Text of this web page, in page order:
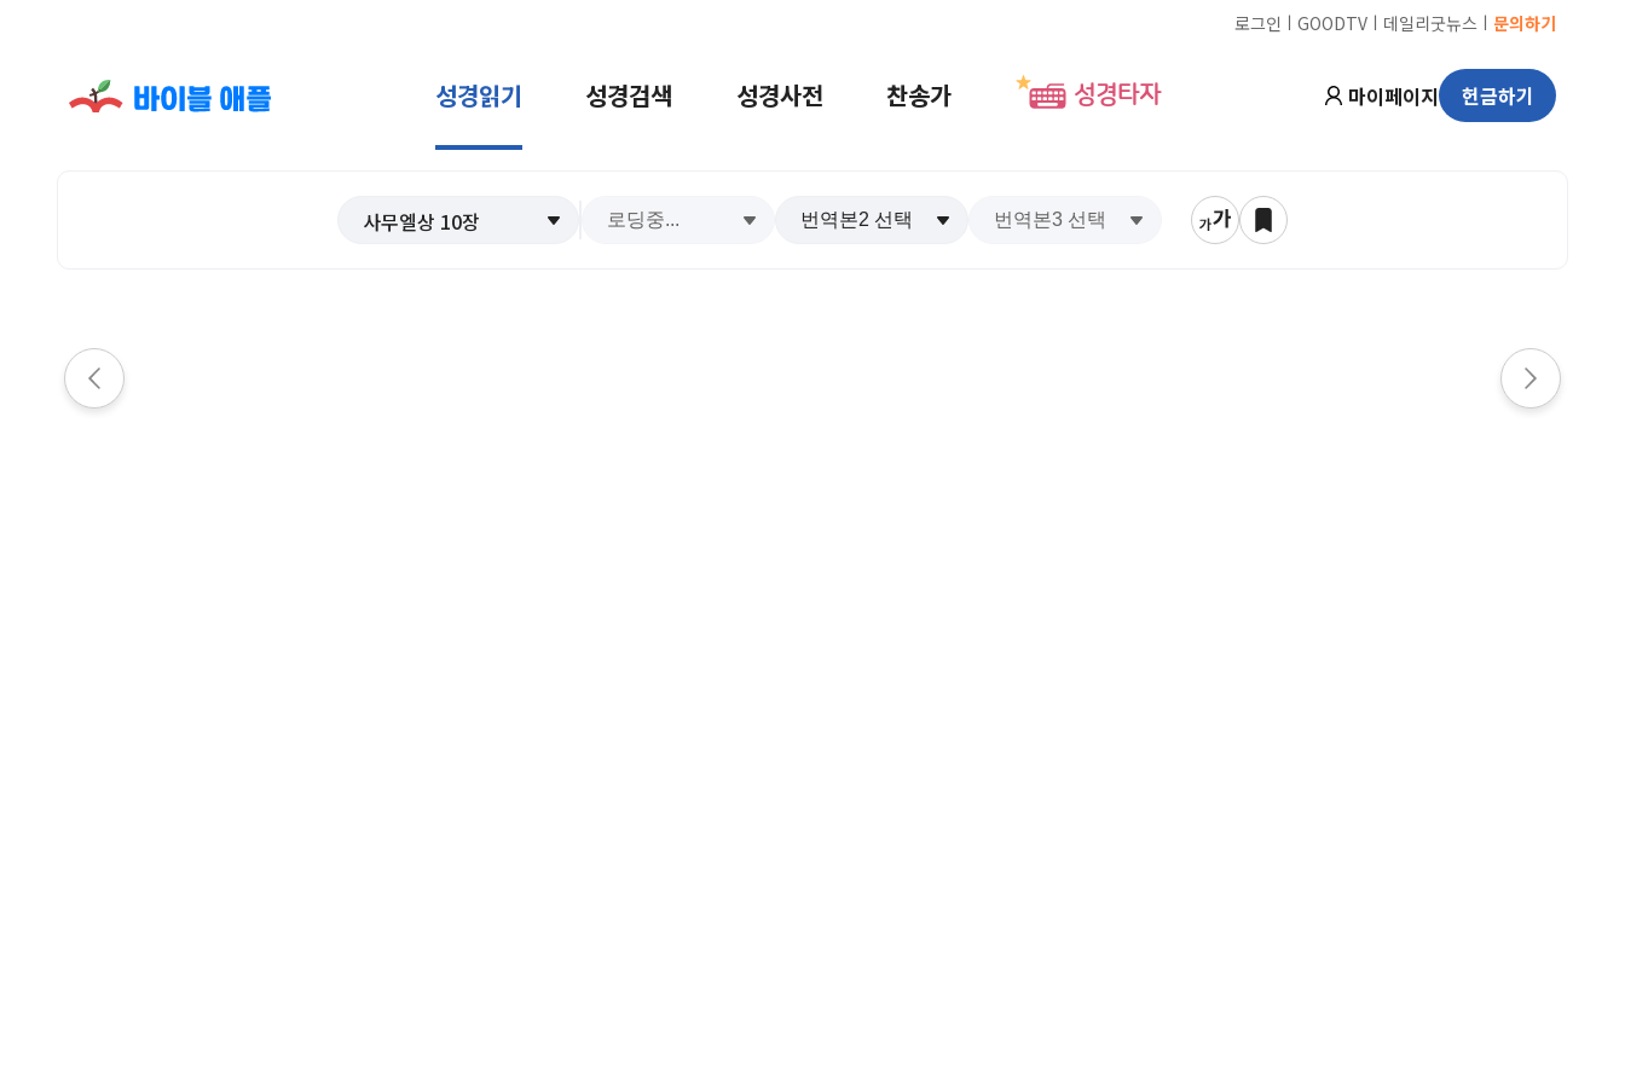
로그인 ㅣ GOODTV ㅣ 데일리굿뉴스 ㅣ 문의하기
성경읽기 성경검색 성경사전 찬송가 성경타자 마이페이지 헌금하기
사무엘상 10장